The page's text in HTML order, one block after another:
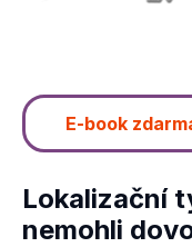
E-book
Lokalizační
nemohli